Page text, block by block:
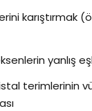
karıştırmak
yanlış
terimlerinin